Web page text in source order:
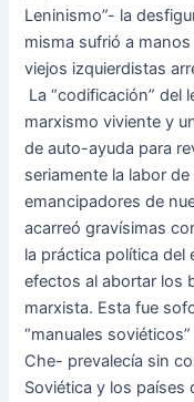
Leninismo”- la
misma sufrió a
viejos izquierdistas
La “codificación” del
marxismo viviente y
de auto-ayuda para
seriamente la labor
emancipadores de
acarreó gravísimas
la práctica política del
efectos al abortar los
marxista. Esta fue
“manuales
Che- prevalecía sin
Soviética y los países